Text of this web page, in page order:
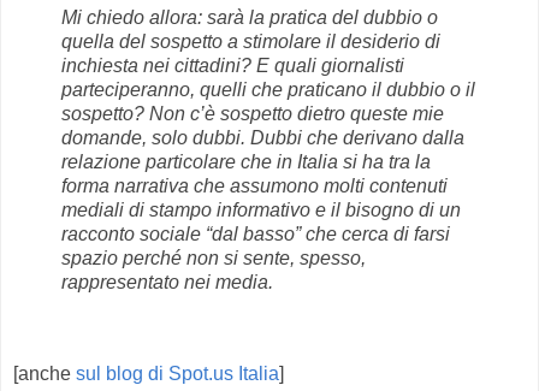
Mi chiedo allora: sarà la pratica del dubbio o
quella del sospetto a stimolare il desiderio di
inchiesta nei cittadini? E quali giornalisti
parteciperanno, quelli che praticano il dubbio o il
sospetto? Non c’è sospetto dietro queste mie
domande, solo dubbi. Dubbi che derivano dalla
relazione particolare che in Italia si ha tra la
forma narrativa che assumono molti contenuti
mediali di stampo informativo e il bisogno di un
racconto sociale “dal basso” che cerca di farsi
spazio perché non si sente, spesso,
rappresentato nei media.
[anche sul blog di Spot.us Italia]